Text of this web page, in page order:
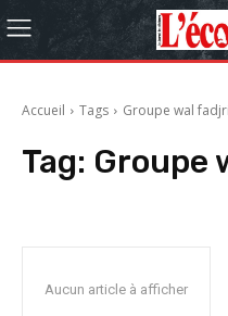
Accueil Tags Groupe wal fadjri
Tag: Groupe
Aucun article à afficher